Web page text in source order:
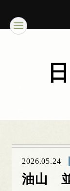
2026.05.24
油山